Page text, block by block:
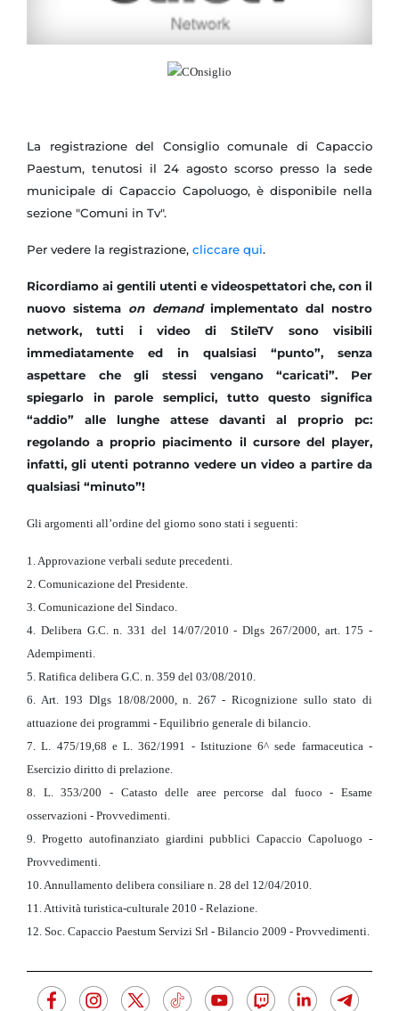
La registrazione del Consiglio comunale di Capaccio
Paestum, tenutosi il 24 agosto scorso presso la sede
municipale di Capaccio Capoluogo, è disponibile nella
sezione "Comuni in Tv".
Per vedere la registrazione, cliccare qui.
Ricordiamo ai gentili utenti e videospettatori che, con il
nuovo sistema on demand implementato dal nostro
network, tutti i video di StileTV sono visibili
immediatamente ed in qualsiasi “punto”, senza
aspettare che gli stessi vengano “caricati”. Per
spiegarlo in parole semplici, tutto questo significa
“addio” alle lunghe attese davanti al proprio pc:
regolando a proprio piacimento il cursore del player,
infatti, gli utenti potranno vedere un video a partire da
qualsiasi “minuto”!
Gli argomenti all’ordine del giorno sono stati i seguenti:
1. Approvazione verbali sedute precedenti.
2. Comunicazione del Presidente.
3. Comunicazione del Sindaco.
4. Delibera G.C. n. 331 del 14/07/2010 - Dlgs 267/2000, art. 175 -
Adempimenti.
5. Ratifica delibera G.C. n. 359 del 03/08/2010.
6. Art. 193 Dlgs 18/08/2000, n. 267 - Ricognizione sullo stato di
attuazione dei programmi - Equilibrio generale di bilancio.
7. L. 475/19,68 e L. 362/1991 - Istituzione 6^ sede farmaceutica -
Esercizio diritto di prelazione.
8. L. 353/200 - Catasto delle aree percorse dal fuoco - Esame
osservazioni - Provvedimenti.
9. Progetto autofinanziato giardini pubblici Capaccio Capoluogo -
Provvedimenti.
10. Annullamento delibera consiliare n. 28 del 12/04/2010.
11. Attività turistica-culturale 2010 - Relazione.
12. Soc. Capaccio Paestum Servizi Srl - Bilancio 2009 - Provvedimenti.